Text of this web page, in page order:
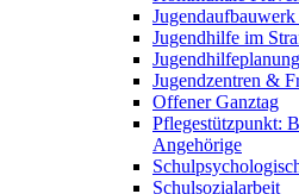
Jugendhilfe im
Jugendhilfeplanung
Jugendzentren &
Offener Ganztag
Pflegestützpunkt:
Angehörige
Schulsozialarbeit